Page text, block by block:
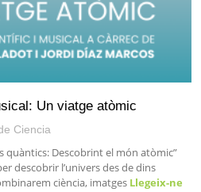
Un viatge atòmic
Ciencia
quàntics: Descobrint el món atòmic”
descobrir l’univers des de dins
ciència, imatges Llegeix-ne